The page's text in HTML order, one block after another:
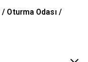
Oturma Odası /